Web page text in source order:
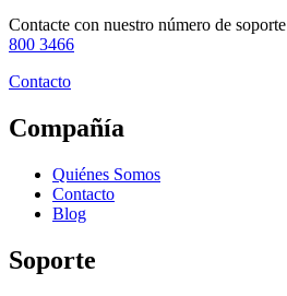
Contacte con nuestro número de
800 3466
Contacto
Compañía
Quiénes Somos
Contacto
Blog
Soporte